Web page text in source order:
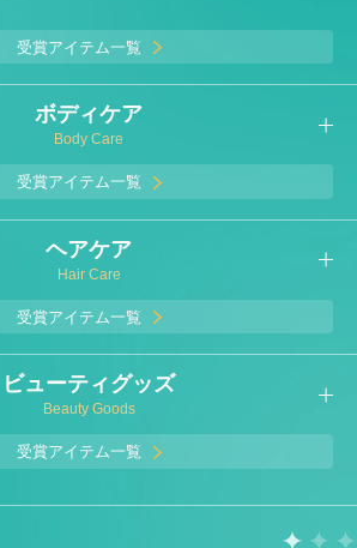
受賞アイテム一覧
ボディケア
Body Care
受賞アイテム一覧
ヘアケア
Hair Care
受賞アイテム一覧
ビューティグッズ
Beauty Goods
受賞アイテム一覧